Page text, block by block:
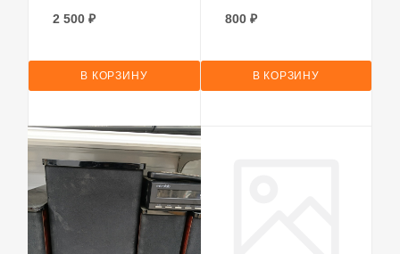
2 500 ₽
В КОРЗИНУ
800₽
В КОРЗИНУ